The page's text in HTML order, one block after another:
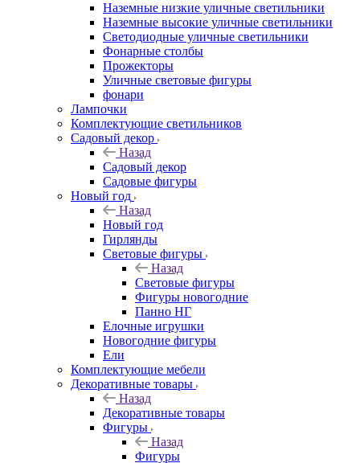
Наземные низкие уличные светильники
Наземные высокие уличные светильники
Светодиодные уличные светильники
Фонарные столбы
Прожекторы
Уличные световые фигуры
фонари
Лампочки
Комплектующие светильников
Садовый декор
Назад
Садовый декор
Садовые фигуры
Новый год
Назад
Новый год
Гирлянды
Световые фигуры
Назад
Световые фигуры
Фигуры новогодние
Панно НГ
Елочные игрушки
Новогодние фигуры
Ели
Комплектующие мебели
Декоративные товары
Назад
Декоративные товары
Фигуры
Назад
Фигуры